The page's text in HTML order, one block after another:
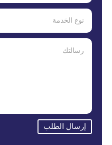
إرسال الطلب